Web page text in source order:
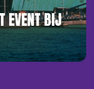
EVENT BIJ